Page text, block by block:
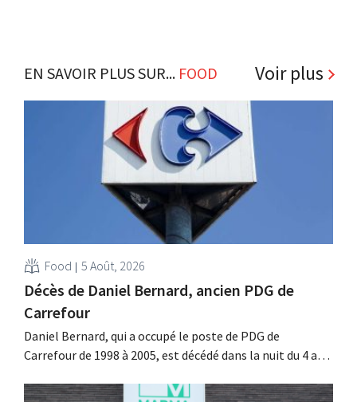
EN SAVOIR PLUS SUR... FOOD Voir plus
Food 5 Août, 2026
Décès de Daniel Bernard, ancien PDG de
Carrefour
Daniel Bernard, qui a occupé le poste de PDG de
Carrefour de 1998 à 2005, est décédé dans la nuit du 4 au 5
l'enseigne, mené à bien la fusion avec Promodès et